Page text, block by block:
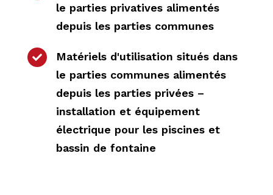
le parties privatives alimentés
depuis les parties communes

Matériels d'utilisation situés dans
le parties communes alimentés
depuis les parties privées –
installation et équipement
électrique pour les piscines et
bassin de fontaine